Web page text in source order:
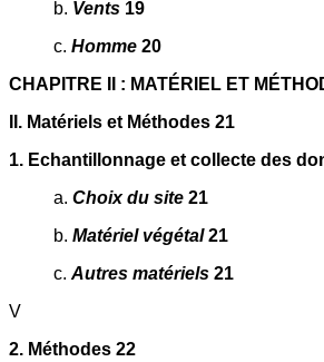
b. Vents 19
c. Homme 20
CHAPITRE II : MATÉRIEL ET
II. Matériels et Méthodes 21
1. Echantillonnage et collecte des
a. Choix du site 21
b. Matériel végétal21
c. Autres matériels 21
V
2. Méthodes 22